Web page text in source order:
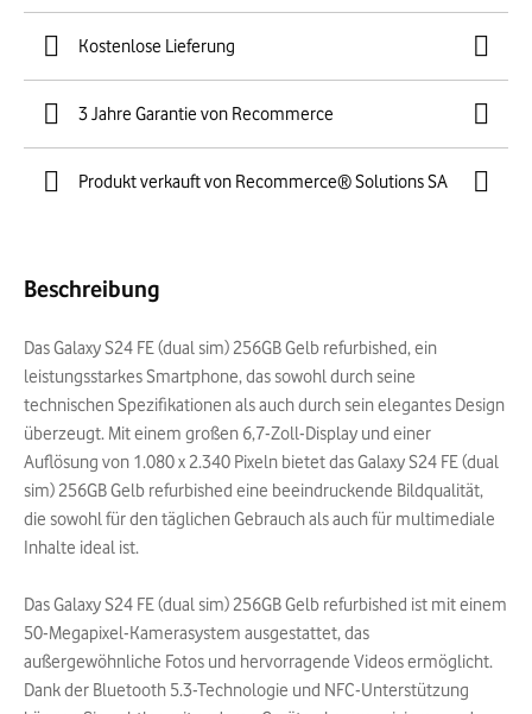
Kostenlose Lieferung
3 Jahre Garantie von Recommerce
Produkt verkauft von Recommerce® Solutions SA
Beschreibung
Das Galaxy S24 FE (dual sim) 256GB Gelb refurbished, ein
leistungsstarkes Smartphone, das sowohl durch seine
technischen Spezifikationen als auch durch sein elegantes Design
überzeugt. Mit einem großen 6,7-Zoll-Display und einer
Auflösung von 1.080 x 2.340 Pixeln bietet das Galaxy S24 FE (dual
sim) 256GB Gelb refurbished eine beeindruckende Bildqualität,
die sowohl für den täglichen Gebrauch als auch für multimediale
Inhalte ideal ist.
Das Galaxy S24 FE (dual sim) 256GB Gelb refurbished ist mit einem
50-Megapixel-Kamerasystem ausgestattet, das
außergewöhnliche Fotos und hervorragende Videos ermöglicht.
Dank der Bluetooth 5.3-Technologie und NFC-Unterstützung